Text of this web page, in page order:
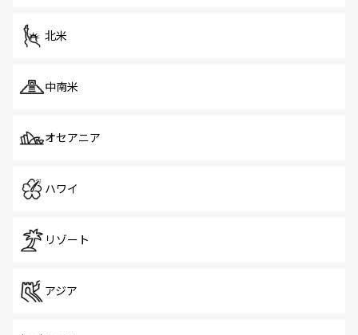
北米
中南米
オセアニア
ハワイ
リゾート
アジア